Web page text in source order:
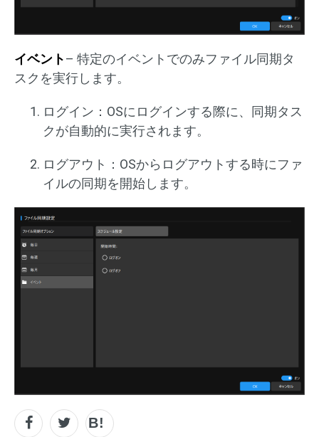
イベント– 特定のイベントでのみファイル同期タ
スクを実行します。
ログイン：OSにログインする際に、同期タス
クが自動的に実行されます。
ログアウト：OSからログアウトする時にファ
イルの同期を開始します。